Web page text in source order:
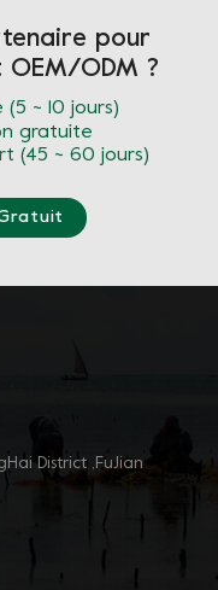
pour
ODM ?
~ 10 jours)
gratuite
(45 ~ 60 jours)
District ,FuJian